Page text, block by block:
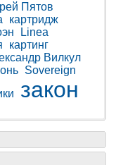
Пятов
картридж
Linea
картинг
Вилкул
Sovereign
закон